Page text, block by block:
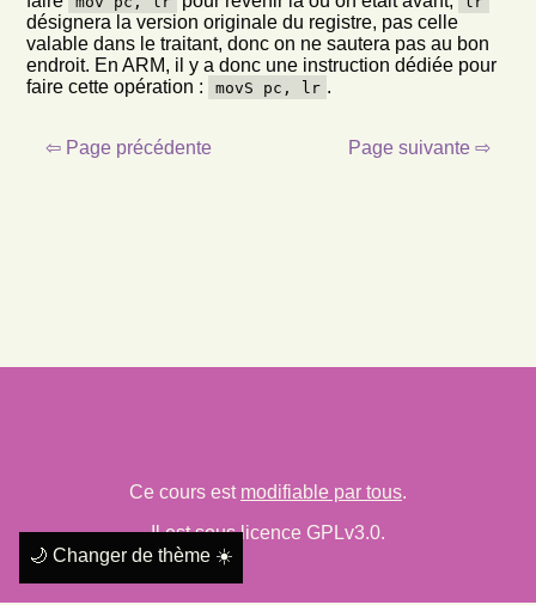
désignera la version originale du registre, pas celle
valable dans le traitant, donc on ne sautera pas au bon
endroit. En ARM, il y a donc une instruction dédiée pour
faire cette opération :
movS pc, lr .
⇦ Page précédente Page suivante ⇨
Ce cours est modifiable par tous.
Il est sous licence GPLv3.0.
🌙️ Changer de thème ☀️